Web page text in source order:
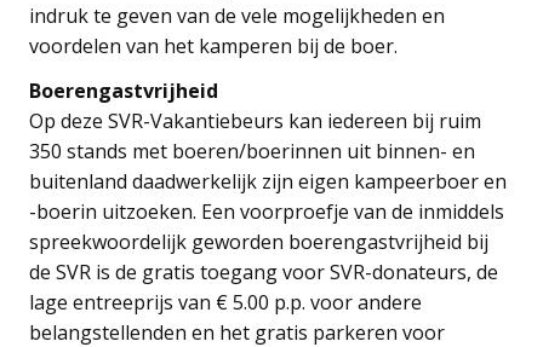
indruk te geven van de vele mogelijkheden en
voordelen van het kamperen bij de boer.
Boerengastvrijheid
Op deze SVR-Vakantiebeurs kan iedereen bij ruim
350 stands met boeren/boerinnen uit binnen- en
buitenland daadwerkelijk zijn eigen kampeerboer en
-boerin uitzoeken. Een voorproefje van de inmiddels
spreekwoordelijk geworden boerengastvrijheid bij
de SVR is de gratis toegang voor SVR-donateurs, de
lage entreeprijs van € 5.00 p.p. voor andere
belangstellenden en het gratis parkeren voor